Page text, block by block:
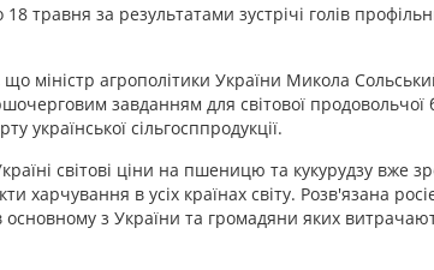
травня за результатами зустрічі голів
міністр агрополітики України Микола
завданням для світової
української сільгосппродукції.
світові ціни на пшеницю та кукурудзу вже
харчування в усіх країнах світу. Розв'язана
з України та громадяни яких